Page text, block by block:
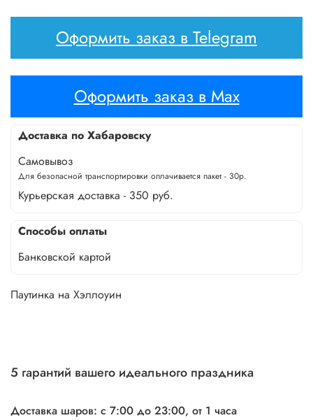
Оформить заказ в Telegram
Оформить заказ в Max
Доставка по Хабаровску
Самовывоз
Для безопасной транспортировки оплачивается пакет - 30р.
Курьерская доставка - 350 руб.
Способы оплаты
Банковской картой
Паутинка на Хэллоуин
5 гарантий вашего идеального праздника
Доставка шаров: с 7:00 до 23:00, от 1 часа